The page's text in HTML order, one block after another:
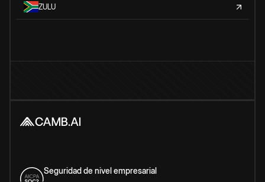
ZULU
Seguridad de nivel empresarial